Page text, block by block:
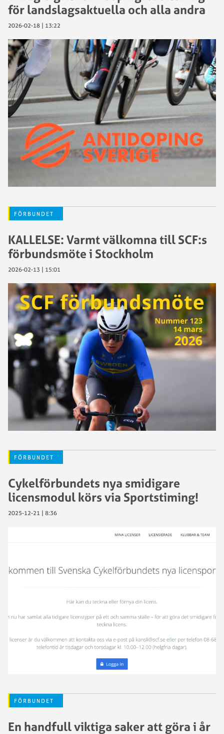
för landslagsaktuella och alla andra
2026-02-18 | 13:22
FÖRBUNDET
KALLELSE: Varmt välkomna till SCF:s
förbundsmöte i Stockholm
2026-02-13 | 15:01
FÖRBUNDET
Cykelförbundets nya smidigare
licensmodul körs via Sportstiming!
2025-12-21 | 8:36
FÖRBUNDET
En handfull viktiga saker att göra i år